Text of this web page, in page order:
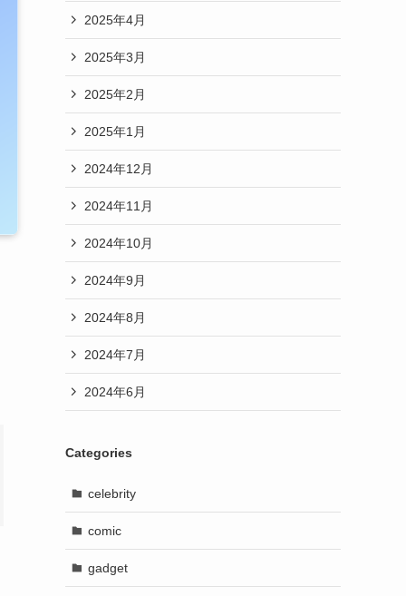
2025年4月
2025年3月
2025年2月
2025年1月
2024年12月
2024年11月
2024年10月
2024年9月
2024年8月
2024年7月
2024年6月
Categories
celebrity
comic
gadget